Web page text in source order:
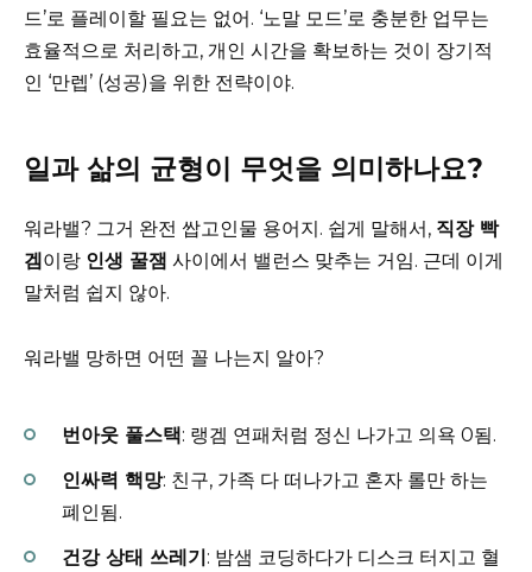
드’로 플레이할 필요는 없어. ‘노말 모드’로 충분한 업무는
효율적으로 처리하고, 개인 시간을 확보하는 것이 장기적
인 ‘만렙’ (성공)을 위한 전략이야.
일과 삶의 균형이 무엇을 의미하나요?
워라밸? 그거 완전 쌉고인물 용어지. 쉽게 말해서, 직장 빡
겜 이랑 인생 꿀잼 사이에서 밸런스 맞추는 거임. 근데 이게
말처럼 쉽지 않아.
워라밸 망하면 어떤 꼴 나는지 알아?
번아웃 풀스택: 랭겜 연패처럼 정신 나가고 의욕 0됨.
인싸력 핵망: 친구, 가족 다 떠나가고 혼자 롤만 하는
폐인됨.
건강 상태 쓰레기 : 밤샘 코딩하다가 디스크 터지고 혈